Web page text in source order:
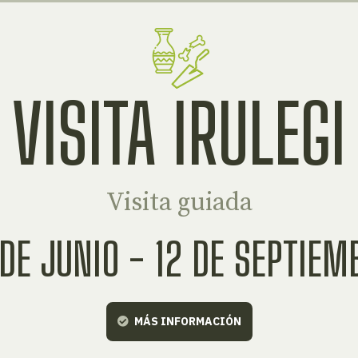
VISITA IRULEGI
Visita guiada
JUNIO - 12 DE
MÁS INFORMACIÓN